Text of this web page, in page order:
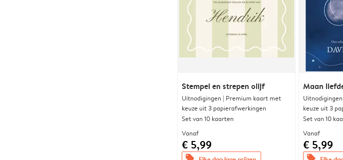
Stempel en strepen olijf
Uitnodigingen | Premium kaart met
keuze uit 3 papierafwerkingen
Set van 10 kaarten
Vanaf
€ 5,99
offers
Maan
keuze uit 3
Set van 10
Vanaf
€ 5,99
offers